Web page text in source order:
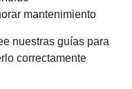
mantenimiento
nuestras guías para
correctamente